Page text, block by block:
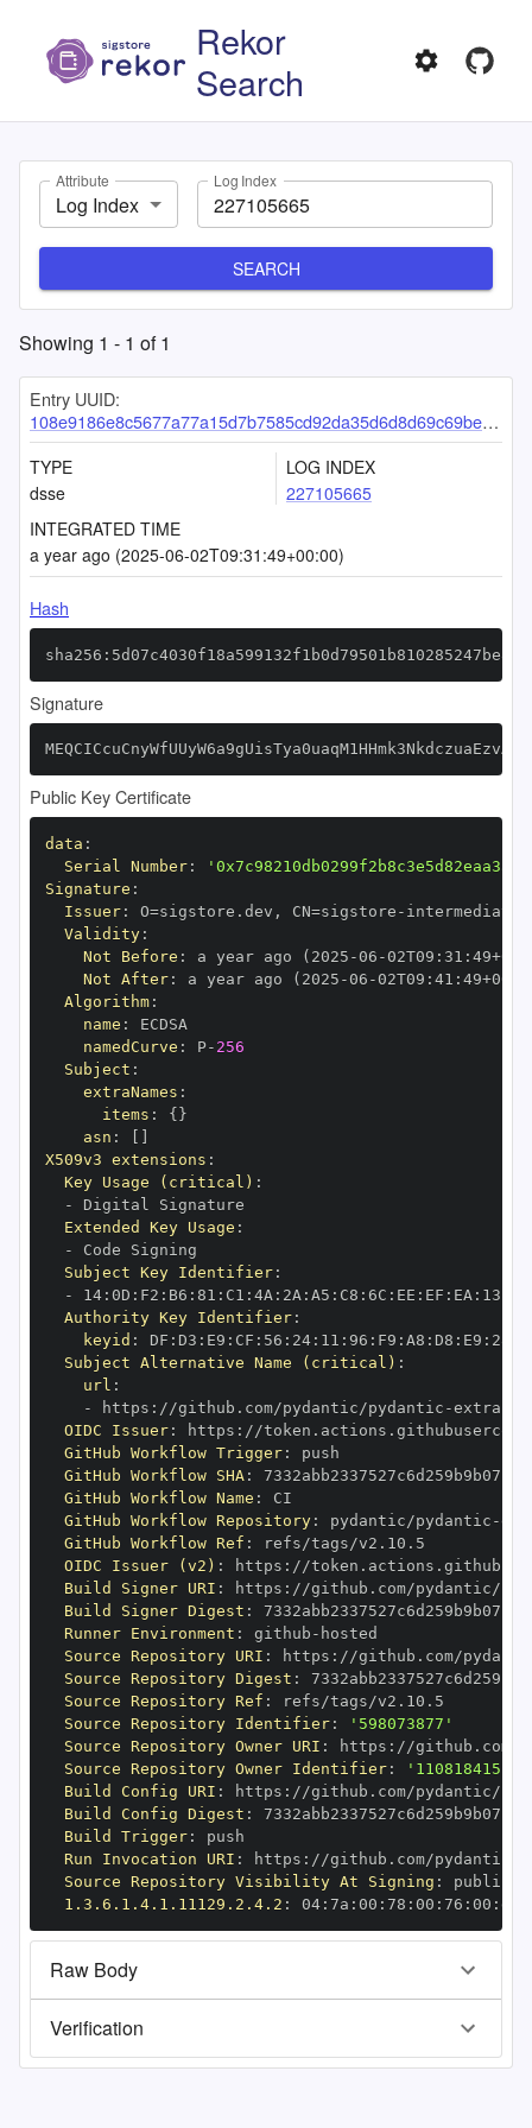
Rekor
Search
Attribute
Log Index
Log Index
SEARCH
Showing 1 - 1 of1
Entry UUID:
108e9186e8c5677a77a15d7b7585cd92da35d6d8d69c69be3abce76d3e482d433c2dbe157e973c05
TYPE
dsse
LOG INDEX
227105665
INTEGRATED TIME
a year ago (2025-06-02T09:31:49+00:00)
Hash
Signature
Public Key Certificate
data :
Serial Number:
Signature :
Issuer: O=sigstore.dev , CN=sigstore -
Validity:
Not Before : a year ago (2025 -06 -02T09 : 31 : 49+00
Not After: a year ago (2025 -06 -02T09 : 41 : 49+00
Algorithm:
name :
namedCurve : P- 256
Subject :
extraNames :
items : { }
asn :
X509v3 extensions :
Key Usage (critical) :
-
Extended Key Usage :
-
Subject Key Identifier:
-
14: 0D : F2 : B6 : 81 : C1 : 4A : 2A : A5 : C8 : 6C : EE : EF : EA : 13
Authority Key Identifier:
keyid : DF : D3 : E9 : CF : 56 : 24: 11 : 96 : F9 : A8 : D8 : E9 : 28
Subject Alternative Name (critical) :
url :
-
https : //github.com/pydantic/pydantic -extra
OIDC Issuer: https :
GitHub Workflow Trigger:
GitHub Workflow SHA:
GitHub Workflow Name :
GitHub Workflow Repository: pydantic/pydantic -
GitHub Workflow Ref :
OIDC Issuer (v2) : https :
Build Signer URI : https : //github.com/pydantic/
Build Signer Digest :
Runner Environment : github -
Source Repository URI : https : //github.com/
Source Repository Digest :
Source Repository Ref :
Source Repository Identifier:
'598073877'
Source Repository Owner URI : https :
Source Repository Owner Identifier:
'110818415'
Build Config URI : https : //github.com/pydantic/
Build Config Digest :
Build Trigger:
Run Invocation URI : https : //github.com/pydantic/
Source Repository Visibility At Signing :
1.3.6.1.4.1.11129.2.4.2 : 04: 7a : 00 : 78 : 00 : 76 : 00 : dd
Raw Body
Verification